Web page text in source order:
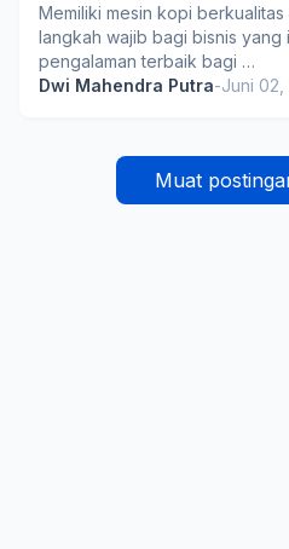
Memiliki mesin kopi
langkah wajib bagi bisnis yang
pengalaman terbaik bagi …
Dwi Mahendra Putra-Juni 02,
Muat